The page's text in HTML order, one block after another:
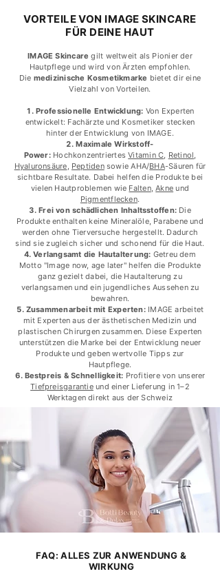
VORTEILE VON IMAGE SKINCARE
FÜR DEINE HAUT
IMAGE Skincare gilt weltweit als Pionier der
Hautpflege und wird von Ärzten empfohlen.​
Die medizinische Kosmetikmarke bietet dir eine
Vielzahl von Vorteilen.​
Professionelle Entwicklung: Von Experten
entwickelt: Fachärzte und Kosmetiker stecken
hinter der Entwicklung von IMAGE.
Maximale Wirkstoff-
Power:HochkonzentriertesVitamin C, Retinol,
Hyaluronsäure, PeptidensowieAHA/BHA-Säuren für
sichtbare Resultate. Dabei helfen die Produkte bei
vielen Hautproblemen wie Falten,Akne und
Pigmentflecken.
Frei von schädlichen Inhaltsstoffen: Die
Produkte enthalten keine Mineralöle, Parabene und
werden ohne Tierversuche hergestellt. Dadurch
sind sie zugleich sicher und schonend für die Haut.
Verlangsamt die Hautalterung: Getreu dem
Motto "Image now, age later" helfen die Produkte
ganz gezielt dabei, die Hautalterung zu
verlangsamen und ein jugendliches Aussehen zu
bewahren.
Zusammenarbeit mit Experten:IMAGE arbeitet
mit Experten aus der ästhetischen Medizin und
plastischen Chirurgen zusammen. Diese Experten
unterstützen die Marke bei der Entwicklung neuer
Produkte und geben wertvolle Tipps zur
Hautpflege.
Bestpreis & Schnelligkeit: Profitiere von unserer
Tiefpreisgarantieund einer Lieferung in 1–2
Werktagen direkt aus der Schweiz
FAQ: ALLES ZUR ANWENDUNG &
WIRKUNG